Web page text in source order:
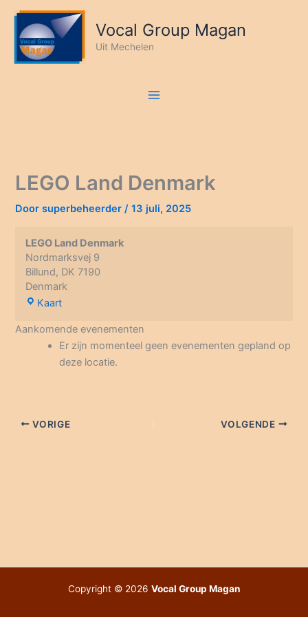
inhoud
Vocal Group Magan
Uit Mechelen
LEGO Land Denmark
Doorsuperbeheerder/13 juli, 2025
LEGO Land Denmark
Nordmarksvej 9
Billund, DK 7190
Denmark
KaartLEGO
Denmark
Aankomende evenementen
Er zijn momenteel geen evenementen gepland op
deze locatie.
VORIGE VOLGENDE
Copyright © 2026 Vocal Group Magan